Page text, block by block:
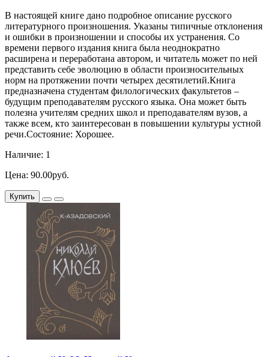
В настоящей книге дано подробное описание русского
литературного произношения. Указаны типичные отклонения
и ошибки в произношении и способы их устранения. Со
времени первого издания книга была неоднократно
расширена и переработана автором, и читатель может по ней
представить себе эволюцию в области произносительных
норм на протяжении почти четырех десятилетий.Книга
предназначена студентам филологических факультетов –
будущим преподавателям русского языка. Она может быть
полезна учителям средних школ и преподавателям вузов, а
также всем, кто заинтересован в повышении культуры устной
речи.Состояние: Хорошее.
Наличие: 1
Цена: 90.00руб.
Купить